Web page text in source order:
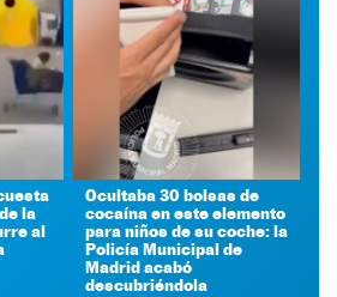
la
al
Ocultaba 30 bolsas de
cocaína en este elemento
para niños de su coche: la
Policía Municipal de
Madrid acabó
descubriéndola